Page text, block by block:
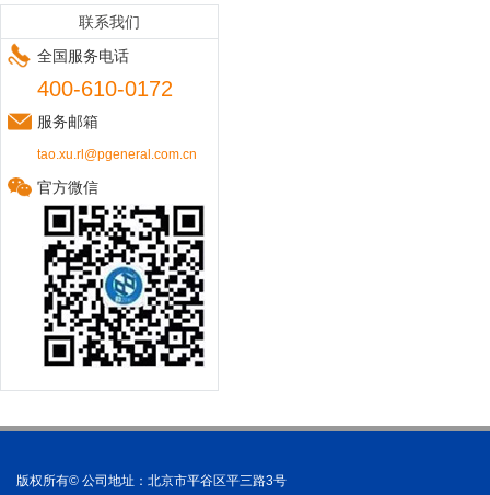
联系我们
全国服务电话
400-610-0172
服务邮箱
tao.xu.rl@pgeneral.com.cn
官方微信
版权所有© 公司地址：北京市平谷区平三路3号